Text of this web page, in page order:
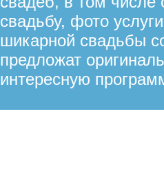
свадьбу, фото
шикарной свадьбы
предложат
интересную